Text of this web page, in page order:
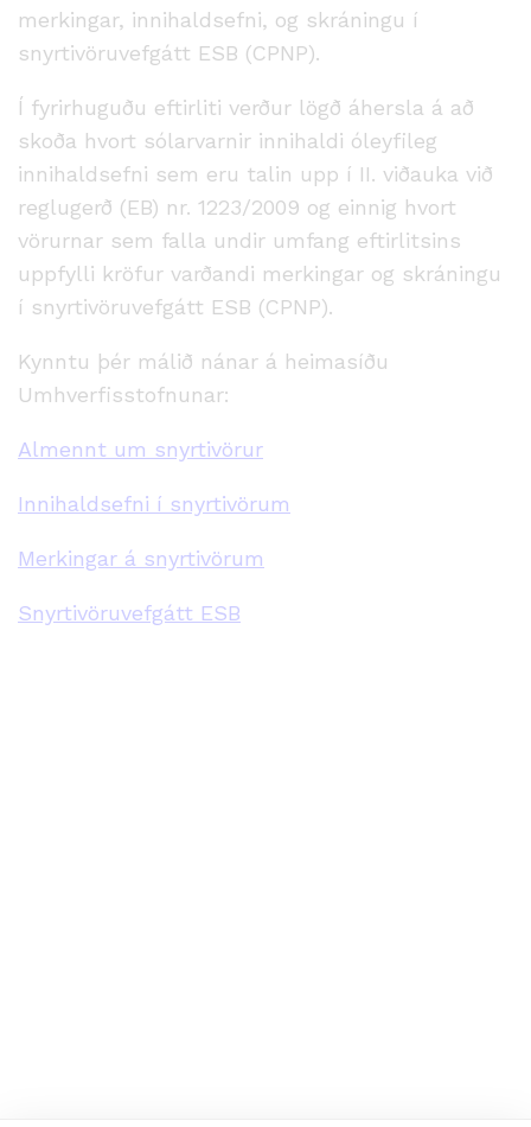
merkingar, innihaldsefni, og skráningu í
snyrtivöruvefgátt ESB (CPNP).
Í fyrirhuguðu eftirliti verður lögð áhersla á að
skoða hvort sólarvarnir innihaldi óleyfileg
innihaldsefni sem eru talin upp í II. viðauka við
reglugerð (EB) nr. 1223/2009 og einnig hvort
vörurnar sem falla undir umfang eftirlitsins
uppfylli kröfur varðandi merkingar og skráningu
í snyrtivöruvefgátt ESB (CPNP).
Kynntu þér málið nánar á heimasíðu
Umhverfisstofnunar:
Almennt um snyrtivörur
Innihaldsefni í snyrtivörum
Merkingar á snyrtivörum
Snyrtivöruvefgátt ESB